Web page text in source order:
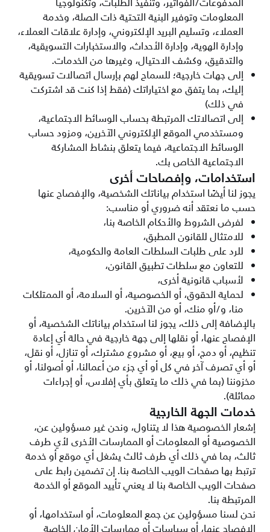
المعلومات وتوفير البنية التحتية ذات الصلة، وخدمة
العملاء، وتسليم البريد الإلكتروني، وإدارة علاقات العملاء،
وإدارة الهوية، وإدارة الأحداث، والاستخبارات التسويقية،
والتدقيق، وكشف الاحتيال، وغيرها من الخدمات.
إلى جهات خارجية؛ للسماح لهم بإرسال اتصالات تسويقية
إليك، بما يتفق مع اختياراتك (فقط إذا كنت قد اشتركت
في ذلك)
إلى اتصالاتك المرتبطة بحساب الوسائط الاجتماعية،
ومستخدمي الموقع الإلكتروني الآخرين، ومزود حساب
الوسائط الاجتماعية، فيما يتعلق بنشاط المشاركة
الاجتماعية الخاص بك.
استخدامات، وإفصاحات أخرى
يجوز لنا أيضًا استخدام بياناتك الشخصية، والإفصاح عنها
حسب ما نعتقد أنه ضروري أو مناسب:
لفرض الشروط والأحكام الخاصة بنا،
للامتثال للقانون المطبق،
للرد على طلبات السلطات العامة والحكومية،
للتعاون مع سلطات تطبيق القانون،
لأسباب قانونية أخرى،
لحماية الحقوق، أو الخصوصية، أو السلامة، أو الممتلكات
منا، و/أو منك، أو من الآخرين.
بالإضافة إلى ذلك، يجوز لنا استخدام بياناتك الشخصية، أو
الإفصاح عنها، أو نقلها إلى جهة خارجية في حالة أي إعادة
تنظيم، أو دمج، أو بيع، أو مشروع مشترك، أو تنازل، أو نقل،
أو أي تصرف آخر في كل أو أي جزء من أعمالنا، أو أصولنا، أو
مخزوننا (بما في ذلك ما يتعلق بأي إفلاس، أو إجراءات
مماثلة).
خدمات الجهة الخارجية
إشعار الخصوصية هذا لا يتناول، ونحن غير مسؤولين عن،
الخصوصية أو المعلومات أو الممارسات الأخرى لأي طرف
ثالث، بما في ذلك أي طرف ثالث يشغل أي موقع أو خدمة
ترتبط بها صفحات الويب الخاصة بنا. إن تضمين رابط على
صفحات الويب الخاصة بنا لا يعني تأييد الموقع أو الخدمة
المرتبطة بنا.
نحن لسنا مسؤولين عن جمع المعلومات، أو استخدامها، أو